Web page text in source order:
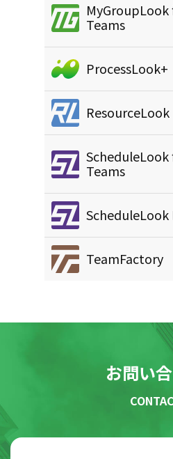
Teams
ProcessLook+
ResourceLook
Teams
ScheduleLook
TeamFactory
お問い